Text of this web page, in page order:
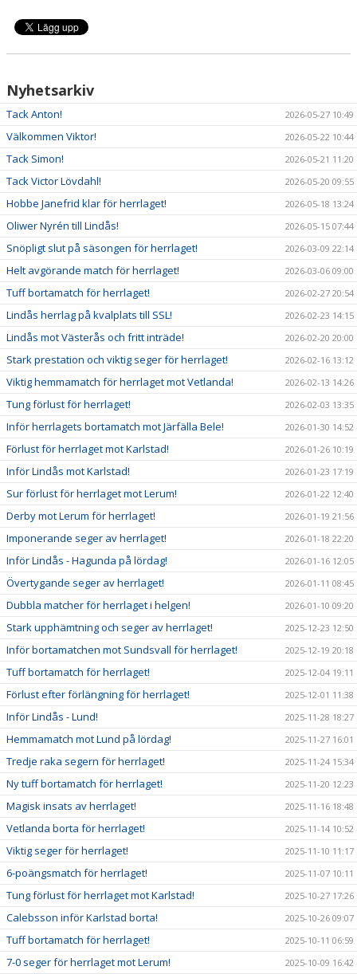
Nyhetsarkiv
Tack Anton! 2026-05-27 10:49
Välkommen Viktor! 2026-05-22 10:44
Tack Simon! 2026-05-21 11:20
Tack Victor Lövdahl! 2026-05-20 09:55
Hobbe Janefrid klar för herrlaget! 2026-05-18 13:24
Oliwer Nyrén till Lindås! 2026-05-15 07:44
Snöpligt slut på säsongen för herrlaget! 2026-03-09 22:14
Helt avgörande match för herrlaget! 2026-03-06 09:00
Tuff bortamatch för herrlaget! 2026-02-27 20:54
Lindås herrlag på kvalplats till SSL! 2026-02-23 14:15
Lindås mot Västerås och fritt inträde! 2026-02-20 20:00
Stark prestation och viktig seger för herrlaget! 2026-02-16 13:12
Viktig hemmamatch för herrlaget mot Vetlanda! 2026-02-13 14:26
Tung förlust för herrlaget! 2026-02-03 13:35
Inför herrlagets bortamatch mot Järfälla Bele! 2026-01-30 14:52
Förlust för herrlaget mot Karlstad! 2026-01-26 10:19
Inför Lindås mot Karlstad! 2026-01-23 17:19
Sur förlust för herrlaget mot Lerum! 2026-01-22 12:40
Derby mot Lerum för herrlaget! 2026-01-19 21:56
Imponerande seger av herrlaget! 2026-01-18 22:20
Inför Lindås - Hagunda på lördag! 2026-01-16 12:05
Övertygande seger av herrlaget! 2026-01-11 08:45
Dubbla matcher för herrlaget i helgen! 2026-01-10 09:20
Stark upphämtning och seger av herrlaget! 2025-12-23 12:50
Inför bortamatchen mot Sundsvall för herrlaget! 2025-12-19 20:18
Tuff bortamatch för herrlaget! 2025-12-04 19:11
Förlust efter förlängning för herrlaget! 2025-12-01 11:38
Inför Lindås - Lund! 2025-11-28 18:27
Hemmamatch mot Lund på lördag! 2025-11-27 16:01
Tredje raka segern för herrlaget! 2025-11-24 15:34
Ny tuff bortamatch för herrlaget! 2025-11-20 12:23
Magisk insats av herrlaget! 2025-11-16 18:48
Vetlanda borta för herrlaget! 2025-11-14 10:52
Viktig seger för herrlaget! 2025-11-10 11:17
6-poängsmatch för herrlaget! 2025-11-07 10:11
Tung förlust för herrlaget mot Karlstad! 2025-10-27 17:26
Calebsson inför Karlstad borta! 2025-10-26 09:07
Tuff bortamatch för herrlaget! 2025-10-11 06:59
7-0 seger för herrlaget mot Lerum! 2025-10-09 16:42